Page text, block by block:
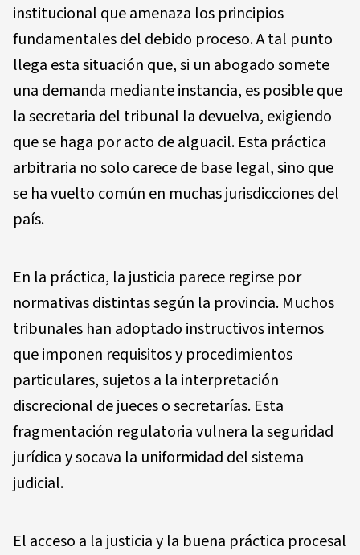
institucional que amenaza los principios
fundamentales del debido proceso. A tal punto
llega esta situación que, si un abogado somete
una demanda mediante instancia, es posible que
la secretaria del tribunal la devuelva, exigiendo
que se haga por acto de alguacil. Esta práctica
arbitraria no solo carece de base legal, sino que
se ha vuelto común en muchas jurisdicciones del
país.
En la práctica, la justicia parece regirse por
normativas distintas según la provincia. Muchos
tribunales han adoptado instructivos internos
que imponen requisitos y procedimientos
particulares, sujetos a la interpretación
discrecional de jueces o secretarías. Esta
fragmentación regulatoria vulnera la seguridad
jurídica y socava la uniformidad del sistema
judicial.
El acceso a la justicia y la buena práctica procesal